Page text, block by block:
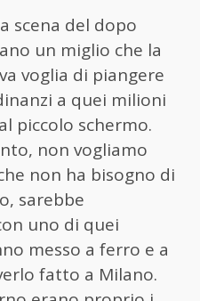
scena del dopo
un miglio che la
voglia di piangere
a quei milioni
piccolo schermo.
non vogliamo
non ha bisogno di
sarebbe
uno di quei
messo a ferro e a
fatto a Milano.